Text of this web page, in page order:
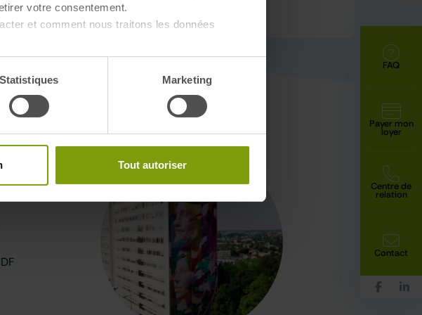
votre consentement.
et comment nous traitons les données
Statistiques Marketing
Tout autoriser
FAQ
Payer mon
loyer
Centre de
relation
Contact